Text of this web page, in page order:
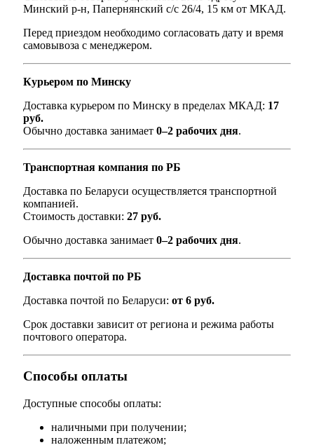
Минский р-н, Папернянский с/с 26/4, 15 км от МКАД.
Перед приездом необходимо согласовать дату и время
самовывоза с менеджером.
Курьером по Минску
Доставка курьером по Минску в пределах МКАД: 17
руб.
Обычно доставка занимает 0–2 рабочих дня.
Транспортная компания по РБ
Доставка по Беларуси осуществляется транспортной
компанией.
Стоимость доставки: 27 руб.
Обычно доставка занимает 0–2 рабочих дня.
Доставка почтой по РБ
Доставка почтой по Беларуси: от 6 руб.
Срок доставки зависит от региона и режима работы
почтового оператора.
Способы оплаты
Доступные способы оплаты:
наличными при получении;
наложенным платежом;